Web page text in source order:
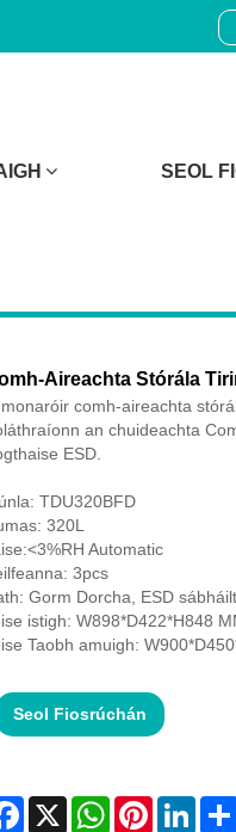
SEOL
Aireachta Stórála
comh-aireachta
an chuideachta
ESD.
TDU320BFD
320L
Automatic
3pcs
Gorm Dorcha, ESD
istigh: W898*D422*H848
Taobh amuigh:
Seol Fiosrúchán
Facebook
X WhatsAppPinterest